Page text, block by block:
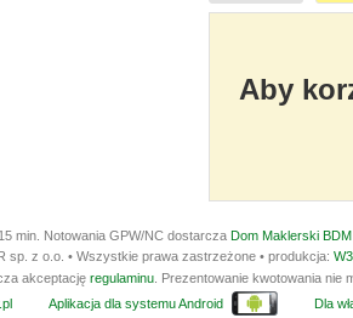
Aby
min. Notowania GPW/NC dostarcza Dom Maklerski
sp. z o.o. • Wszystkie prawa zastrzeżone • produkcja:
akceptację regulaminu . Prezentowanie kwotowania
Aplikacja dla systemu Android Dla